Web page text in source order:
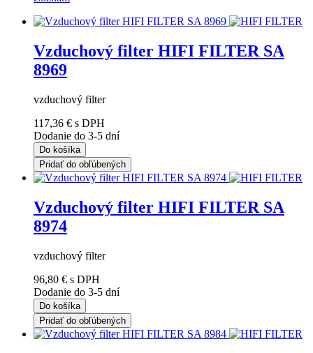
Vzduchový filter HIFI FILTER SA
8969
vzduchový filter
117,36 € s DPH
Dodanie do 3-5 dní
Do košíka
Pridať do obľúbených
Vzduchový filter HIFI FILTER SA
8974
vzduchový filter
96,80 € s DPH
Dodanie do 3-5 dní
Do košíka
Pridať do obľúbených